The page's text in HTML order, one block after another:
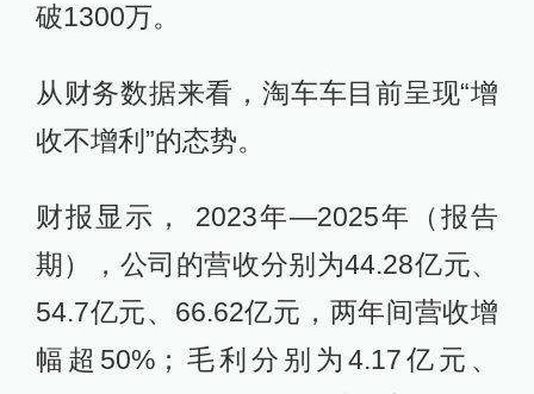
破1300万。
从财务数据来看，淘车车目前呈现“增
收不增利”的态势。
财报显示， 2023年—2025年（报告
期），公司的营收分别为44.28亿元、
54.7亿元、66.62亿元，两年间营收增
幅超50%；毛利分别为4.17亿元、